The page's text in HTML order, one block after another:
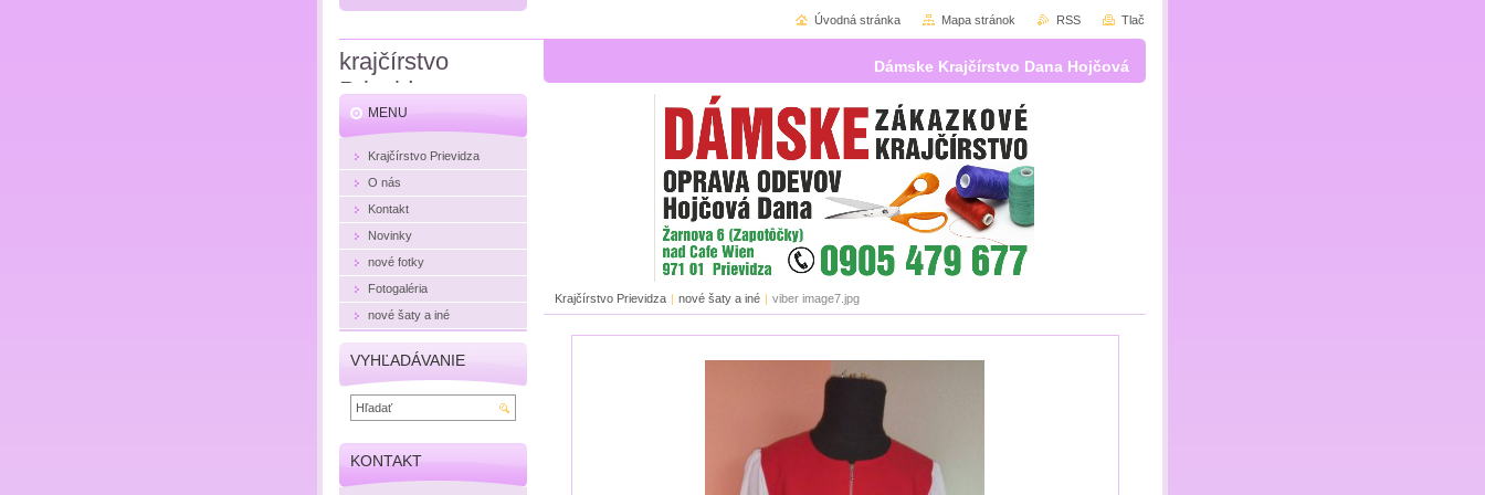
krajčírstvo
Prievidza
Hojčová
Dámske Krajčírstvo Dana Hojčová
Krajčírstvo Prievidza | nové šaty a iné | viber image7.jpg
MENU
Krajčírstvo Prievidza
O nás
Kontakt
Novinky
nové fotky
Fotogaléria
nové šaty a iné
VYHĽADÁVANIE
KONTAKT
Úvodná stránka Mapa stránok RSS Tlač